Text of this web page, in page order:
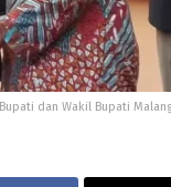
dan Wakil Bupati